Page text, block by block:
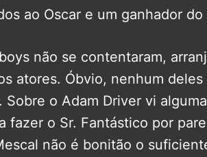
ao Oscar e um ganhador do
não se contentaram,
atores. Óbvio, nenhum
o Adam Driver vi
fazer o Sr. Fantástico por
não é bonitão o